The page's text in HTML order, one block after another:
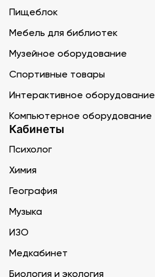
Пищеблок
Мебель для библиотек
Музейное оборудование
Спортивные товары
Интерактивное оборудование
Компьютерное оборудование
Кабинеты
Психолог
Химия
География
Музыка
ИЗО
Медкабинет
Биология и экология